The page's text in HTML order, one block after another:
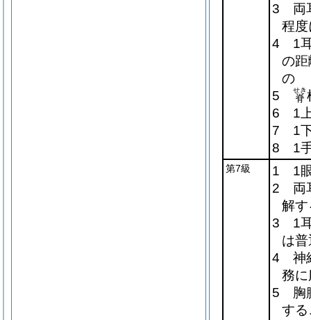
3 両
程
4 1耳
の
の
5
脊
せき
6 1上
7 1下
8 1手
第7級
1 1眼
2 両
解
3 1耳
は
4 神
務
5 胸
す